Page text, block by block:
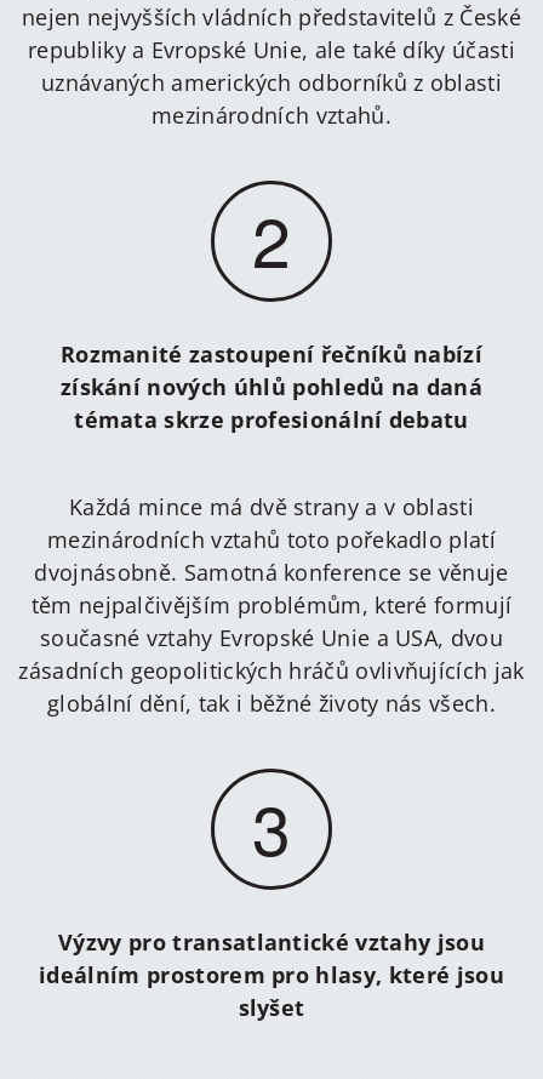
nejen nejvyšších vládních představitelů z České
republiky a Evropské Unie, ale také díky účasti
uznávaných amerických odborníků z oblasti
mezinárodních vztahů.
2
Rozmanité zastoupení řečníků nabízí
získání nových úhlů pohledů na daná
témata skrze profesionální debatu
Každá mince má dvě strany a v oblasti
mezinárodních vztahů toto pořekadlo platí
dvojnásobně. Samotná konference se věnuje
těm nejpalčivějším problémům, které formují
současné vztahy Evropské Unie a USA, dvou
zásadních geopolitických hráčů ovlivňujících jak
globální dění, tak i běžné životy nás všech.
3
Výzvy pro transatlantické vztahy jsou
ideálním prostorem pro hlasy, které jsou
slyšet